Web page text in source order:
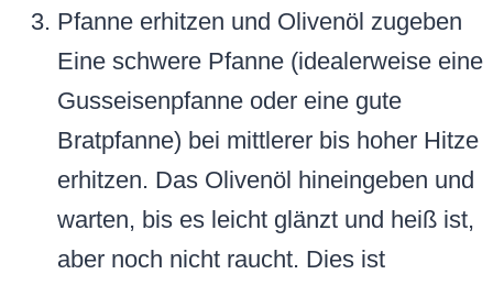
Pfanne erhitzen und Olivenöl zugeben
Eine schwere Pfanne (idealerweise eine
Gusseisenpfanne oder eine gute
Bratpfanne) bei mittlerer bis hoher Hitze
erhitzen. Das Olivenöl hineingeben und
warten, bis es leicht glänzt und heiß ist,
aber noch nicht raucht. Dies ist